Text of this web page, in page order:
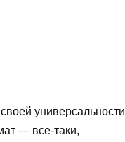
универсальности
— все-таки,